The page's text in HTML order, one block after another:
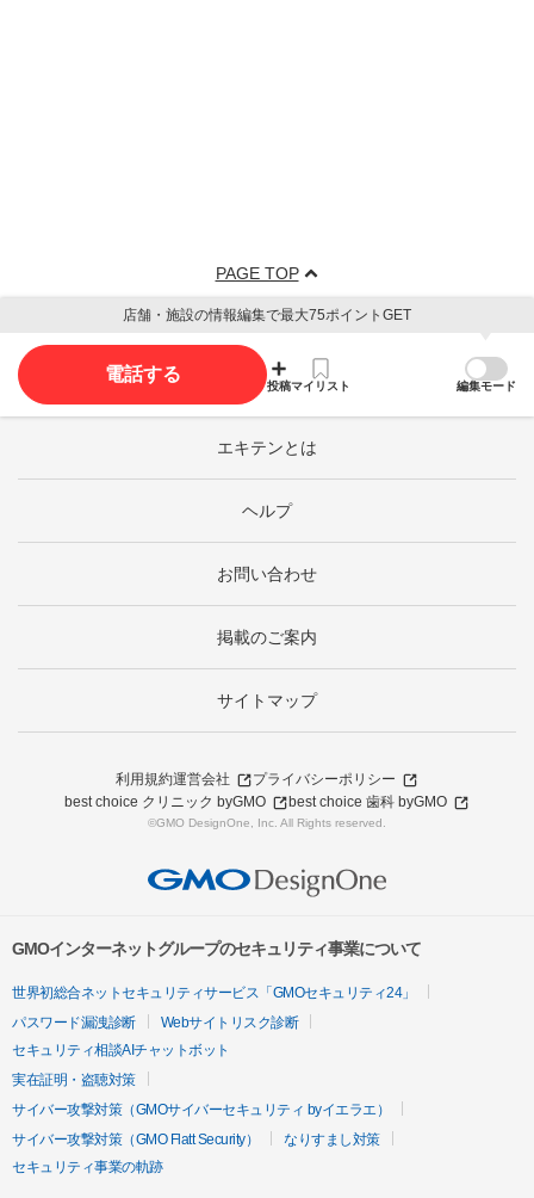
PAGE TOP
店舗・施設の情報編集で最大75ポイントGET
電話する
投稿マイリスト 編集モード
エキテンとは
ヘルプ
お問い合わせ
掲載のご案内
サイトマップ
利用規約運営会社
プライバシーポリシー
best choice クリニック byGMO
best choice 歯科 byGMO
©GMO DesignOne, Inc. All Rights reserved.
GMOインターネットグループのセキュリティ事業について
世界初総合ネットセキュリティサービス「GMOセキュリティ24」
パスワード漏洩診断
Webサイトリスク診断
セキュリティ相談AIチャットボット
実在証明・盗聴対策
サイバー攻撃対策（GMOサイバーセキュリティ byイエラエ）
サイバー攻撃対策（GMO Flatt Security）
なりすまし対策
セキュリティ事業の軌跡